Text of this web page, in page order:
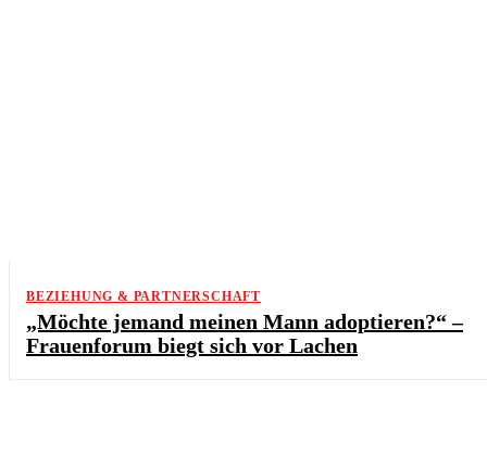
BEZIEHUNG & PARTNERSCHAFT
„Möchte jemand meinen Mann adoptieren?“ –
Frauenforum biegt sich vor Lachen